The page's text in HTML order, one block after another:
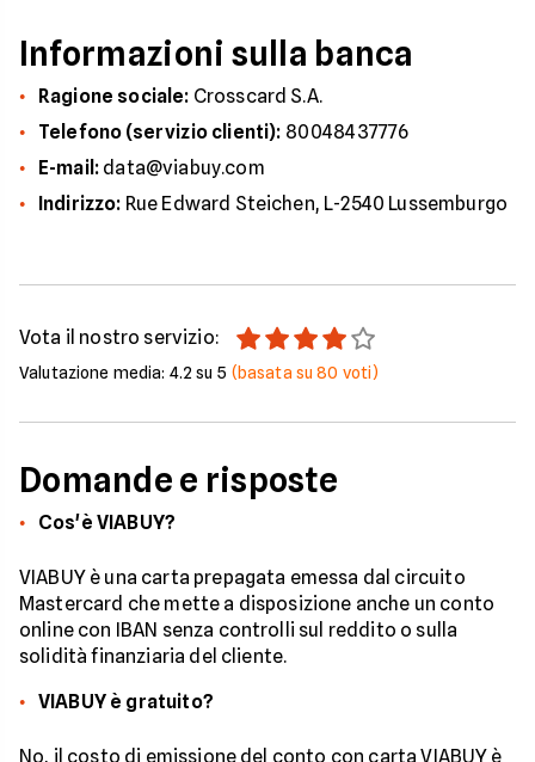
Informazioni sulla banca
Ragione sociale: Crosscard S.A.
Telefono (servizio clienti): 80048437776
E-mail: data@viabuy.com
Indirizzo: Rue Edward Steichen, L-2540 Lussemburgo
Vota il nostro servizio:
Valutazione media: 4.2 su 5 (basata su80 voti)
Domande e risposte
Cos'è VIABUY?
VIABUY è una carta prepagata emessa dal circuito
Mastercard che mette a disposizione anche un conto
online con IBAN senza controlli sul reddito o sulla
solidità finanziaria del cliente.
VIABUY è gratuito?
No, il costo di emissione del conto con carta VIABUY è